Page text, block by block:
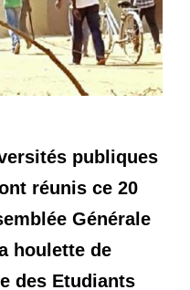
publiques
réunis ce 20
Générale
houlette de
des Etudiants